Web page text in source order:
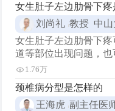
孩子健康。 1止咳化痰
络，有助于加强肺部
喘等症状。 2调和气血
流通，缓解
女生肚子左边肋骨下
刘尚礼 教授 中山
女生肚子左边肋骨下
道等部位出现问题，
骨炎、胸膜炎、心脏
种原因引起的，以下是
题：脾脏位于左上腹
1.76万
颈椎病分型是怎样的
王海虎 副主任医